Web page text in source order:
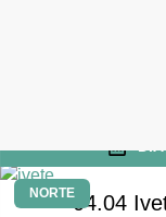
NORTE
DIA
04.04